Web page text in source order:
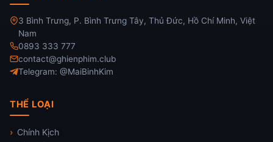
3 Bình Trưng, P. Bình Trưng Tây, Thủ Đức, Hồ Chí Minh, Việt
Nam
0893 333 777
contact@ghienphim.club
Telegram: @MaiBinhKim
THỂ LOẠI
Chính Kịch